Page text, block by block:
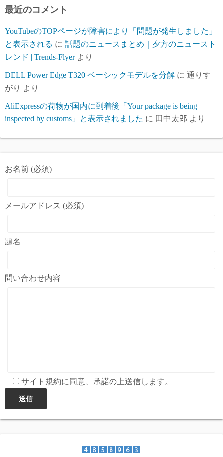
ブ
最近のコメント
YouTubeのTOPページが障害により「問題が発生しました」
と表示される に 話題のニュースまとめ｜夕方のニュースト
レンド | Trends-Flyerより
DELL Power Edge T320 ベーシックモデルを分解 に 通りす
がり より
AliExpressの荷物が国内に到着後「Your package is being
inspected by customs」と表示されました に 田中太郎 より
お名前 (必須)
メールアドレス (必須)
題名
問い合わせ内容
サイト規約に同意、承諾の上送信します。